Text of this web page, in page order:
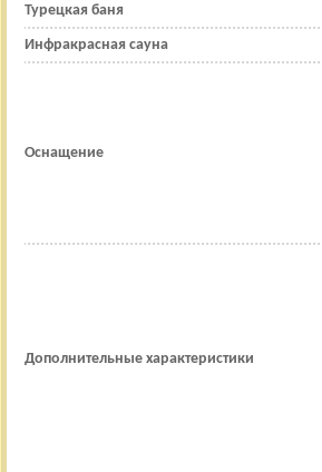
Турецкая баня
Инфракрасная сауна
Оснащение
Дополнительные характеристики